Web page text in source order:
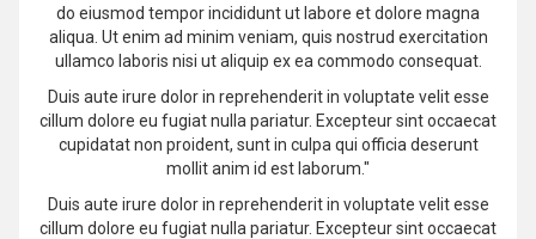
do eiusmod tempor incididunt ut labore et dolore magna
aliqua. Ut enim ad minim veniam, quis nostrud exercitation
ullamco laboris nisi ut aliquip ex ea commodo consequat.
Duis aute irure dolor in reprehenderit in voluptate velit esse
cillum dolore eu fugiat nulla pariatur. Excepteur sint occaecat
cupidatat non proident, sunt in culpa qui officia deserunt
mollit anim id est laborum."
Duis aute irure dolor in reprehenderit in voluptate velit esse
cillum dolore eu fugiat nulla pariatur. Excepteur sint occaecat